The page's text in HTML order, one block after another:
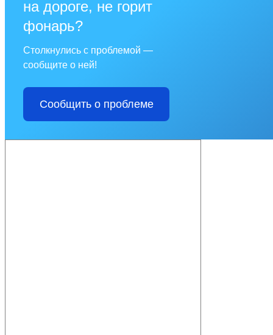
на дороге, не горит
фонарь?
Столкнулись с проблемой —
сообщите о ней!
Сообщить о проблеме